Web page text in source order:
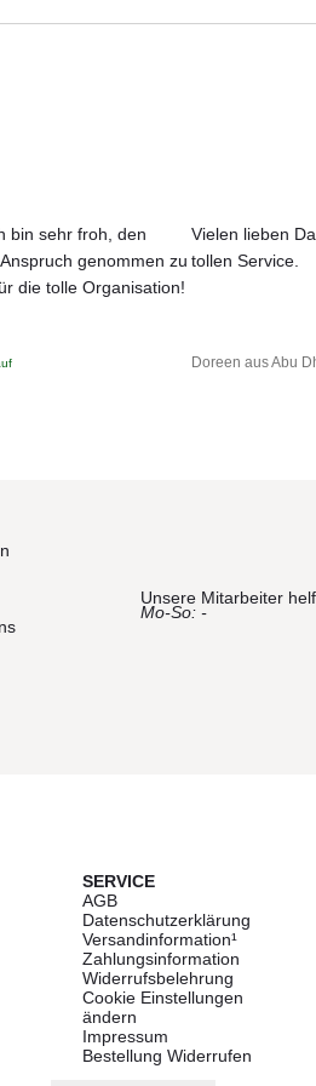
"Übersicht Stoffauswahl Onsen"
bin sehr froh, den
genommen zu
die tolle Organisation!
Vielen lieben
tollen Service.
Doreen aus Abu
Unsere Mitarbeiter
Mo-So: -
SERVICE
AGB
Datenschutzerklärung
Versandinformation¹
Zahlungsinformation
Widerrufsbelehrung
Cookie Einstellungen
ändern
Impressum
Bestellung Widerrufen